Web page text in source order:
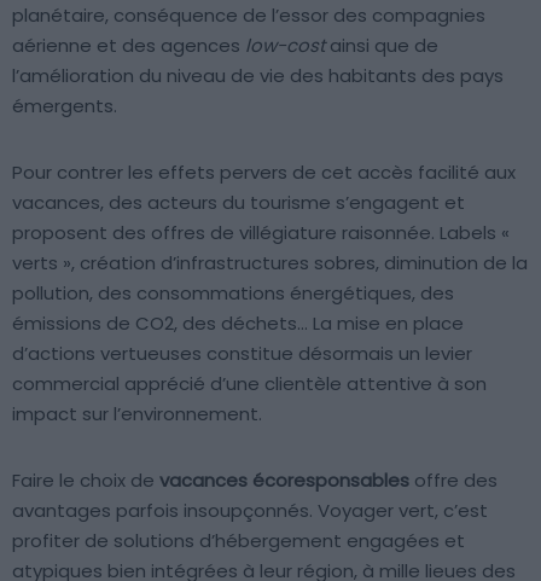
planétaire, conséquence de l’essor des compagnies
aérienne et des agences low-costainsi que de
l’amélioration du niveau de vie des habitants des pays
émergents.
Pour contrer les effets pervers de cet accès facilité aux
vacances, des acteurs du tourisme s’engagent et
proposent des offres de villégiature raisonnée. Labels «
verts », création d’infrastructures sobres, diminution de la
pollution, des consommations énergétiques, des
émissions de CO2, des déchets… La mise en place
d’actions vertueuses constitue désormais un levier
commercial apprécié d’une clientèle attentive à son
impact sur l’environnement.
Faire le choix de vacances écoresponsables offre des
avantages parfois insoupçonnés. Voyager vert, c’est
profiter de solutions d’hébergement engagées et
atypiques bien intégrées à leur région, à mille lieues des